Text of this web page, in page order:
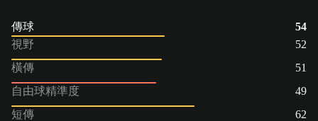
傳球
54
視野
52
橫傳
51
自由球精準度
49
短傳
62